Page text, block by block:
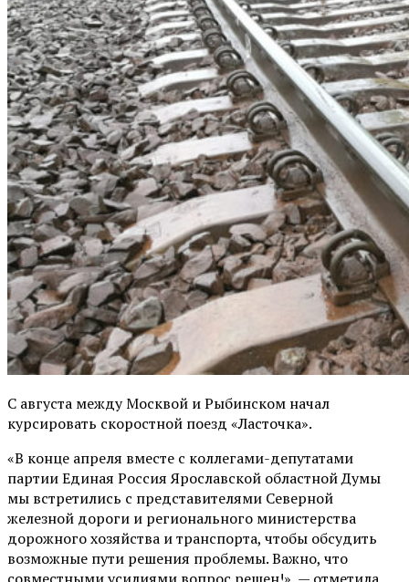
С августа между Москвой и Рыбинском начал
курсировать скоростной поезд «Ласточка».
«В конце апреля вместе с коллегами-депутатами
партии Единая Россия Ярославской областной Думы
мы встретились с представителями Северной
железной дороги и регионального министерства
дорожного хозяйства и транспорта, чтобы обсудить
возможные пути решения проблемы. Важно, что